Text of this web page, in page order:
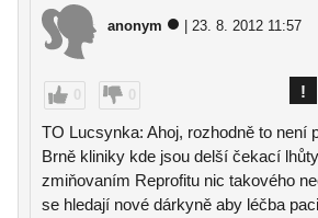
anonym | 23. 8. 2012 11:57
0 0 !
TO Lucsynka: Ahoj, rozhodně to není
Brně kliniky kde jsou delší čekací
zmiňovaním Reprofitu nic takového
se hledají nové dárkyně aby léčba